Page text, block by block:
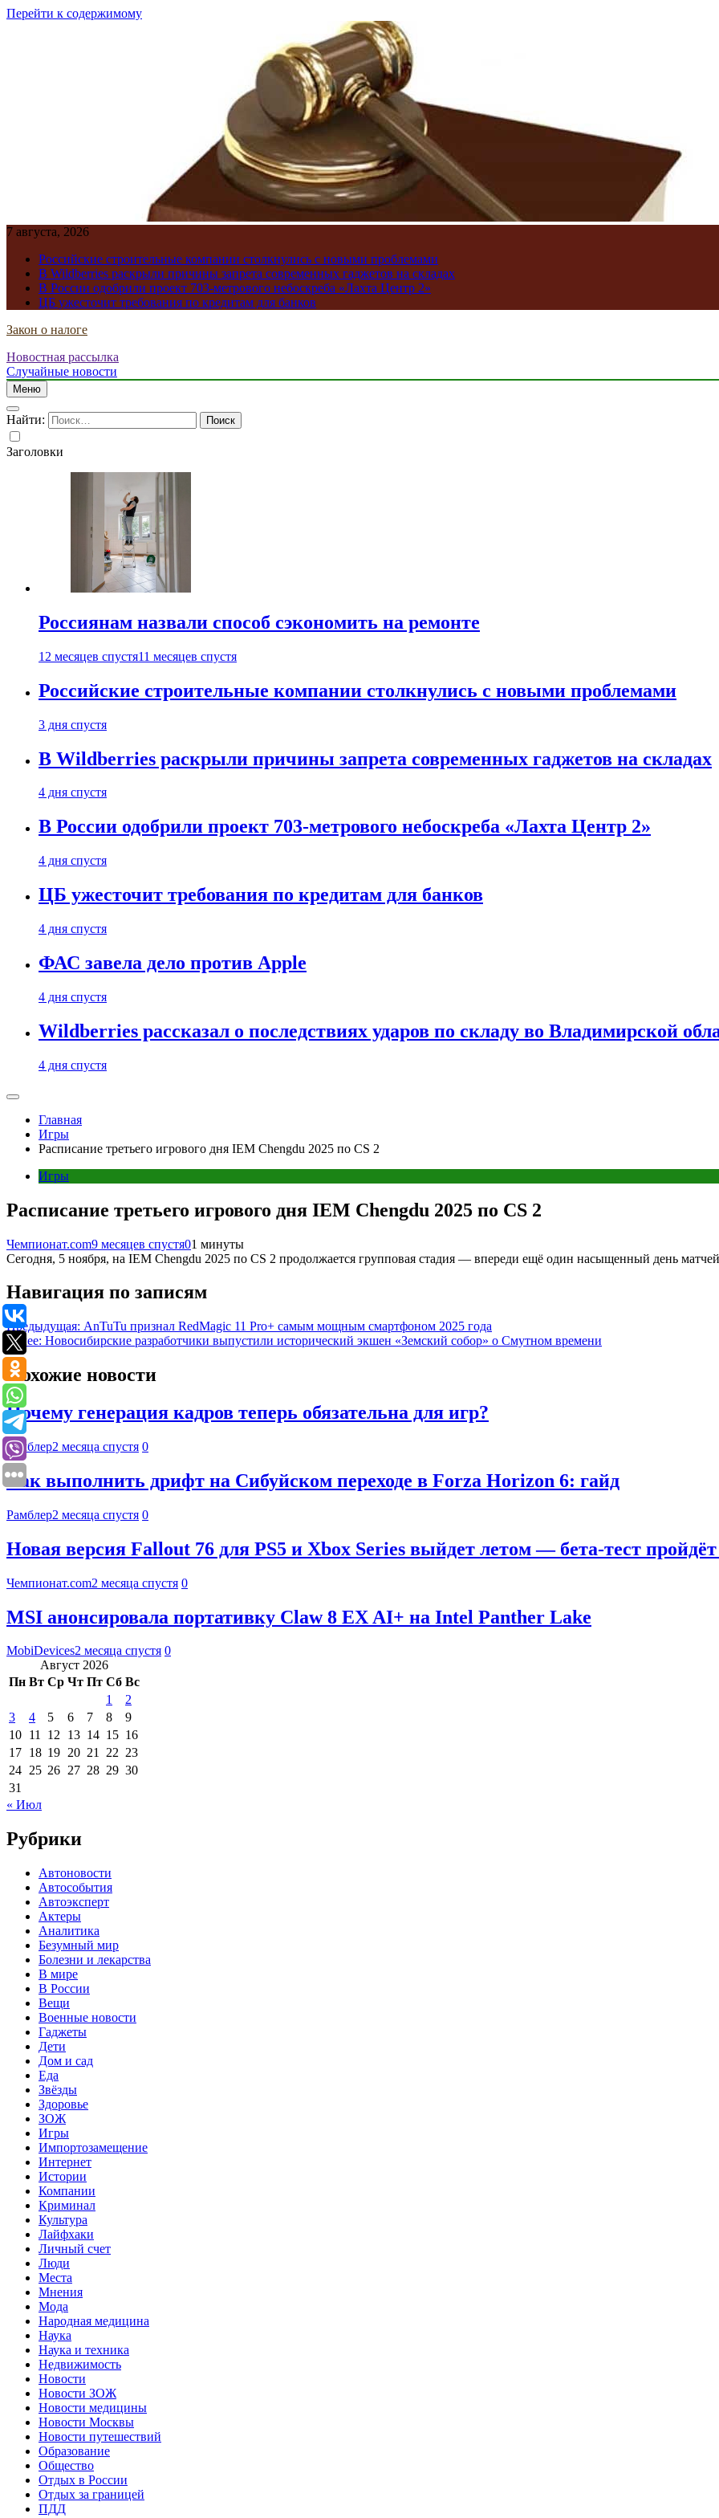
Перейти к содержимому
7 августа, 2026
Российские строительные компании столкнулись с новыми проблемами
В Wildberries раскрыли причины запрета современных гаджетов на складах
В России одобрили проект 703-метрового небоскреба «Лахта Центр 2»
ЦБ ужесточит требования по кредитам для банков
Закон о налоге
Новостная рассылка
Случайные новости
Меню
Найти:
Заголовки
Россиянам назвали способ сэкономить на ремонте
12 месяцев спустя11 месяцев спустя
Российские строительные компании столкнулись с новыми проблемами
3 дня спустя
В Wildberries раскрыли причины запрета современных гаджетов на складах
4 дня спустя
В России одобрили проект 703-метрового небоскреба «Лахта Центр 2»
4 дня спустя
ЦБ ужесточит требования по кредитам для банков
4 дня спустя
ФАС завела дело против Apple
4 дня спустя
Wildberries рассказал о последствиях ударов по складу во Владимирской
4 дня спустя
Главная
Игры
Расписание третьего игрового дня IEM Chengdu 2025 по CS 2
Игры
Расписание третьего игрового дня IEM Chengdu 2025 по CS 2
Чемпионат.com9 месяцев спустя01 минуты
Сегодня, 5 ноября, на IEM Chengdu 2025 по CS 2 продолжается групповая стадия — впереди ещё один насыщенный день
Навигация по записям
Предыдущая: AnTuTu признал RedMagic 11 Pro+ самым мощным смартфоном 2025 года
Далее: Новосибирские разработчики выпустили исторический экшен «Земский собор» о Смутном времени
Похожие новости
Почему генерация кадров теперь обязательна для игр?
Рамблер2 месяца спустя 0
Как выполнить дрифт на Сибуйском переходе в Forza Horizon 6: гайд
Рамблер2 месяца спустя 0
Новая версия Fallout 76 для PS5 и Xbox Series выйдет летом — бета-тест
Чемпионат.com2 месяца спустя 0
MSI анонсировала портативку Claw 8 EX AI+ на Intel Panther Lake
MobiDevices2 месяца спустя 0
Август 2026
Пн Вт Ср Чт Пт Сб Вс
1
2
3
4 5 6 7 8
9
10 11 12 13 14 15 16
17 18 19 20 21 22 23
24 25 26 27 28 29 30
31
« Июл
Рубрики
Автоновости
Автособытия
Автоэксперт
Актеры
Аналитика
Безумный мир
Болезни и лекарства
В мире
В России
Вещи
Военные новости
Гаджеты
Дети
Дом и сад
Еда
Звёзды
Здоровье
ЗОЖ
Игры
Импортозамещение
Интернет
Истории
Компании
Криминал
Культура
Лайфхаки
Личный счет
Люди
Места
Мнения
Мода
Народная медицина
Наука
Наука и техника
Недвижимость
Новости
Новости ЗОЖ
Новости медицины
Новости Москвы
Новости путешествий
Образование
Общество
Отдых в России
Отдых за границей
ПДД